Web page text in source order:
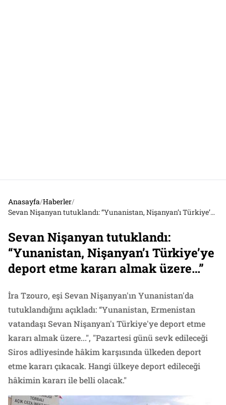
Anasayfa/Haberler/
Sevan Nişanyan tutuklandı: “Yunanistan, Nişanyan’ı Türkiye’ye deport etme kararı almak üzere…”
Sevan Nişanyan tutuklandı:
“Yunanistan, Nişanyan’ı Türkiye’ye
deport etme kararı almak üzere…”
İra Tzouro, eşi Sevan Nişanyan'ın Yunanistan'da
tutuklandığını açıkladı: “Yunanistan, Ermenistan
vatandaşı Sevan Nişanyan'ı Türkiye'ye deport etme
kararı almak üzere...", "Pazartesi günü sevk edileceği
Siros adliyesinde hâkim karşısında ülkeden deport
etme kararı çıkacak. Hangi ülkeye deport edileceği
hâkimin kararı ile belli olacak."